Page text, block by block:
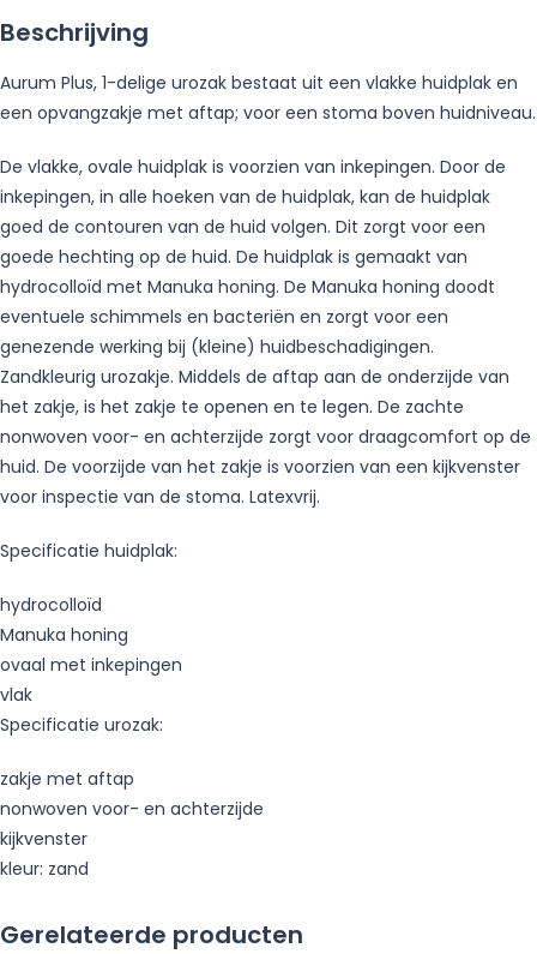
Beschrijving
Aurum Plus, 1-delige urozak bestaat uit een vlakke huidplak en
een opvangzakje met aftap; voor een stoma boven huidniveau.
De vlakke, ovale huidplak is voorzien van inkepingen. Door de
inkepingen, in alle hoeken van de huidplak, kan de huidplak
goed de contouren van de huid volgen. Dit zorgt voor een
goede hechting op de huid. De huidplak is gemaakt van
hydrocolloïd met Manuka honing. De Manuka honing doodt
eventuele schimmels en bacteriën en zorgt voor een
genezende werking bij (kleine) huidbeschadigingen.
Zandkleurig urozakje. Middels de aftap aan de onderzijde van
het zakje, is het zakje te openen en te legen. De zachte
nonwoven voor- en achterzijde zorgt voor draagcomfort op de
huid. De voorzijde van het zakje is voorzien van een kijkvenster
voor inspectie van de stoma. Latexvrij.
Specificatie huidplak:
hydrocolloïd
Manuka honing
ovaal met inkepingen
vlak
Specificatie urozak:
zakje met aftap
nonwoven voor- en achterzijde
kijkvenster
kleur: zand
Gerelateerde producten